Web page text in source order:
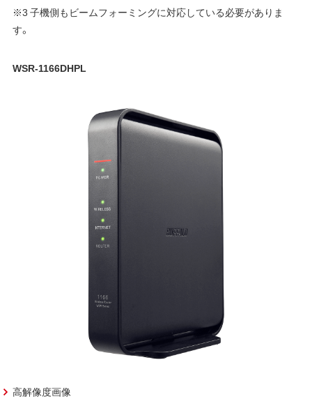
※3 子機側もビームフォーミングに対応している必要がありま
す。
WSR-1166DHPL
高解像度画像